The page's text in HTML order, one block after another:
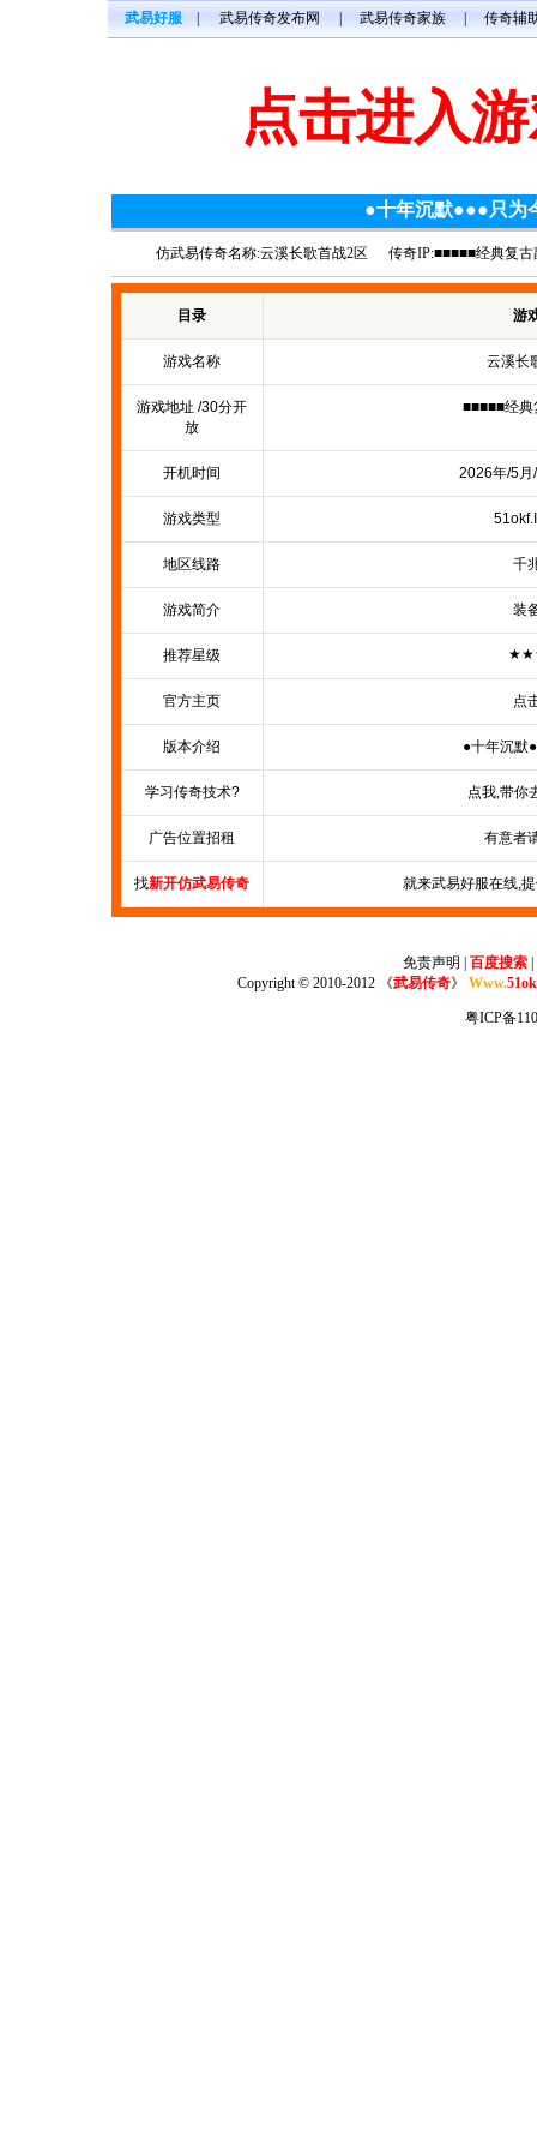
武易好服 武易传奇发布网 武易传奇家族 传奇辅
点击进入
●十年沉默●●●只为
仿武易传奇名称:云溪长歌首战2区 传奇IP:■■■■■经典复古
目录 游
游戏名称 云溪长
游戏地址 /30分开
放
■■■■■经典
开机时间 2026年/5月
游戏类型
地区线路 千
游戏简介 装
推荐星级
官方主页 点
版本介绍 ●十年沉默
学习传奇技术? 点我,带你
广告位置招租 有意者
找新开仿武易传奇 就来武易好服在线,
免责声明 百度搜索
Copyright © 2010-2012 《武易传奇》 Www.
粤ICP备